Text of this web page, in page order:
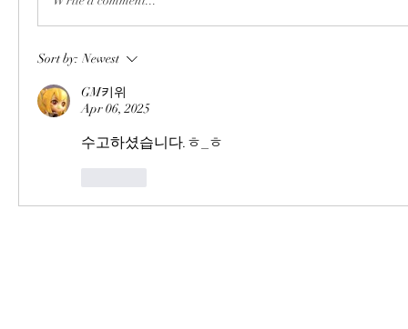
Sort by: Newest
GM키위
Apr 06, 2025
수고하셨습니다.ㅎ_ㅎ